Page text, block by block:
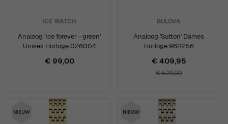
ICE WATCH
Analoog 'Ice forever - green'
Unisex Horloge 026004
€ 99,00
BULOVA
Analoog 'Sutton' Dames
Horloge 96R256
€ 409,95
€ 529,00